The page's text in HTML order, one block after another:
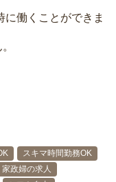
働くことができま
スキマ時間勤務OK
家政婦の求人